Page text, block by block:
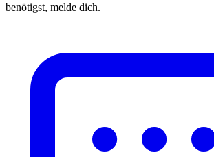
benötigst, melde dich.